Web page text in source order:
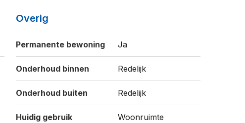
Overig
Permanente bewoning Ja
Onderhoud binnen Redelijk
Onderhoud buiten Redelijk
Huidig gebruik Woonruimte